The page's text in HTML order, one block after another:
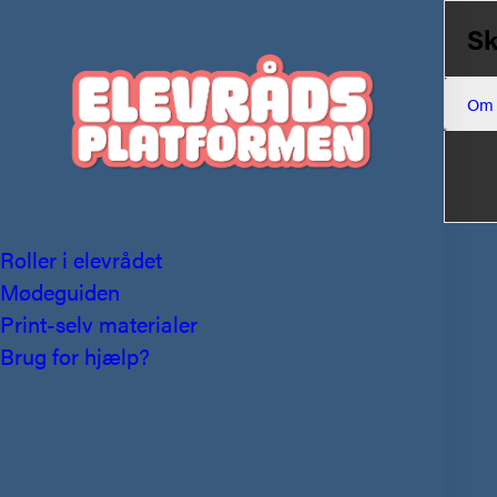
Roller i elevrådet
Mødeguiden
Print-selv materialer
Brug for hjælp?
Om